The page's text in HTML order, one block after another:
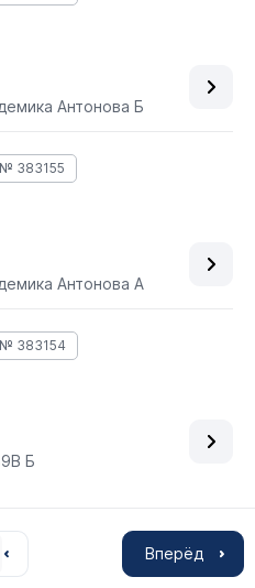
Антонова Б
383155
Антонова А
383154
Б
Вперёд